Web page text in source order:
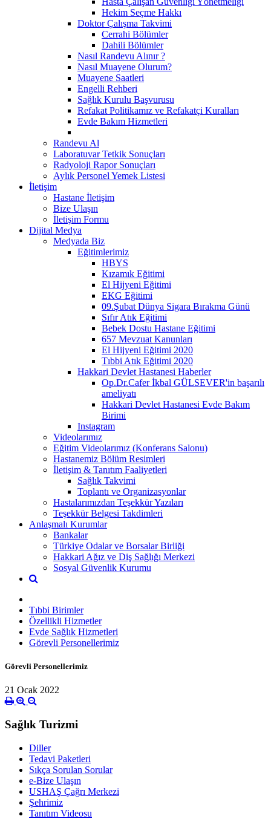
Hekim Seçme Hakkı
Doktor Çalışma Takvimi
Cerrahi Bölümler
Dahili Bölümler
Nasıl Randevu Alınır ?
Nasıl Muayene Olurum?
Muayene Saatleri
Engelli Rehberi
Sağlık Kurulu Başvurusu
Refakat Politikamız ve Refakatçi Kuralları
Evde Bakım Hizmetleri
Randevu Al
Laboratuvar Tetkik Sonuçları
Radyoloji Rapor Sonuçları
Aylık Personel Yemek Listesi
İletişim
Hastane İletişim
Bize Ulaşın
İletişim Formu
Dijital Medya
Medyada Biz
Eğitimlerimiz
HBYS
Kızamık Eğitimi
El Hijyeni Eğitimi
EKG Eğitimi
09.Şubat Dünya Sigara Bırakma Günü
Sıfır Atık Eğitimi
Bebek Dostu Hastane Eğitimi
657 Mevzuat Kanunları
El Hijyeni Eğitimi 2020
Tıbbi Atık Eğitimi 2020
Hakkari Devlet Hastanesi Haberler
Op.Dr.Cafer İkbal GÜLSEVER'in başarılı
ameliyatı
Hakkari Devlet Hastanesi Evde Bakım
Birimi
Instagram
Videolarımız
Eğitim Videolarımız (Konferans Salonu)
Hastanemiz Bölüm Resimleri
İletişim & Tanıtım Faaliyetleri
Sağlık Takvimi
Toplantı ve Organizasyonlar
Hastalarımızdan Teşekkür Yazıları
Teşekkür Belgesi Takdimleri
Anlaşmalı Kurumlar
Bankalar
Türkiye Odalar ve Borsalar Birliği
Hakkari Ağız ve Diş Sağlığı Merkezi
Sosyal Güvenlik Kurumu
Tıbbi Birimler
Özellikli Hizmetler
Evde Sağlık Hizmetleri
Görevli Personellerimiz
Görevli Personellerimiz
21 Ocak 2022
Sağlık Turizmi
Diller
Tedavi Paketleri
Sıkça Sorulan Sorular
e-Bize Ulaşın
USHAŞ Çağrı Merkezi
Şehrimiz
Tanıtım Videosu